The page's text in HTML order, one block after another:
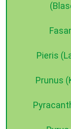
Pieris
Prunus